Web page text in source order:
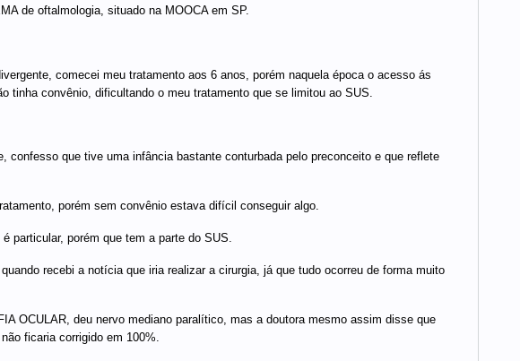
de oftalmologia, situado na MOOCA em SP.
comecei meu tratamento aos 6 anos, porém naquela época o acesso ás
tinha convênio, dificultando o meu tratamento que se limitou ao SUS.
confesso que tive uma infância bastante conturbada pelo preconceito e que reflete
porém sem convênio estava difícil conseguir algo.
particular, porém que tem a parte do SUS.
recebi a notícia que iria realizar a cirurgia, já que tudo ocorreu de forma muito
OCULAR, deu nervo mediano paralítico, mas a doutora mesmo assim disse que
ficaria corrigido em 100%.